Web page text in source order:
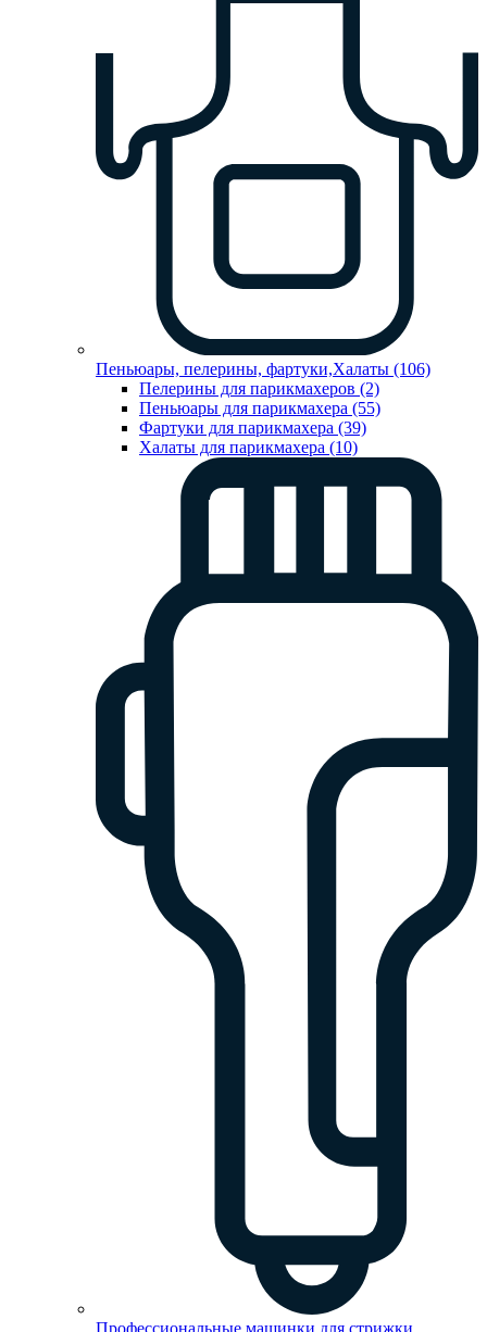
Пеньюары, пелерины, фартуки,Халаты (106)
Пелерины для парикмахеров (2)
Пеньюары для парикмахера (55)
Фартуки для парикмахера (39)
Халаты для парикмахера (10)
Профессиональные машинки для стрижки